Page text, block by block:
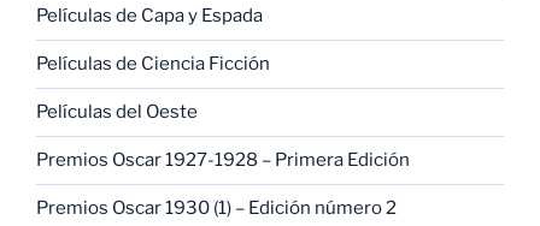
Películas de Capa y Espada
Películas de Ciencia Ficción
Películas del Oeste
Premios Oscar 1927-1928 – Primera Edición
Premios Oscar 1930 (1) – Edición número 2